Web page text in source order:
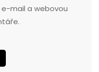
mail a webovou